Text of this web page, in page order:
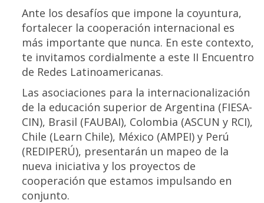
Ante los desafíos que impone la coyuntura,
fortalecer la cooperación internacional es
más importante que nunca. En este contexto,
te invitamos cordialmente a este II Encuentro
de Redes Latinoamericanas.
Las asociaciones para la internacionalización
de la educación superior de Argentina (FIESA-
CIN), Brasil (FAUBAI), Colombia (ASCUN y RCI),
Chile (Learn Chile), México (AMPEI) y Perú
(REDIPERÚ), presentarán un mapeo de la
nueva iniciativa y los proyectos de
cooperación que estamos impulsando en
conjunto.